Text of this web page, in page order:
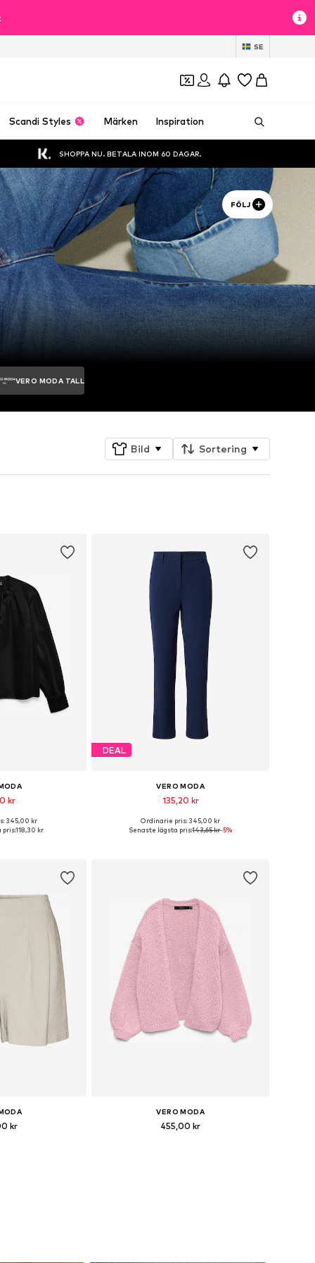
SE
Scandi Styles Märken Inspiration
SHOPPA NU. BETALA INOM 60 DAGAR.
FÖLJ
VERO MODA TALL
Bild Sortering
kr
XS, S, M, L
345,00 kr
pris:118,30 kr
DEAL
VERO MODA
135,20 kr
Tillgänglig i många storlekar
Ordinarie pris: 345,00 kr
Senaste lägsta pris:143,65 kr-5%
kr
VERO MODA
455,00 kr